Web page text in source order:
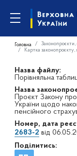
Головна Законопроєкти,
Картка законопроєкту,
Назва файлу:
Порівняльна
Назва
Проєкт Закону
України щодо
пенсійного
Номер, дата
2683-2 від
Поділитись: